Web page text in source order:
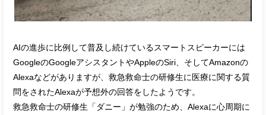
AIの進歩に比例して普及し続けているスマートスピーカーには
GoogleのGoogleアシスタントやAppleのSiri、そしてAmazonの
Alexaなどがありますが、救急救命士の研修生に医療に関する質
問をされたAlexaが予想外の回答をしたようです。
救急救命士の研修生「ダニー」が勉強のため、Alexaに心周期に